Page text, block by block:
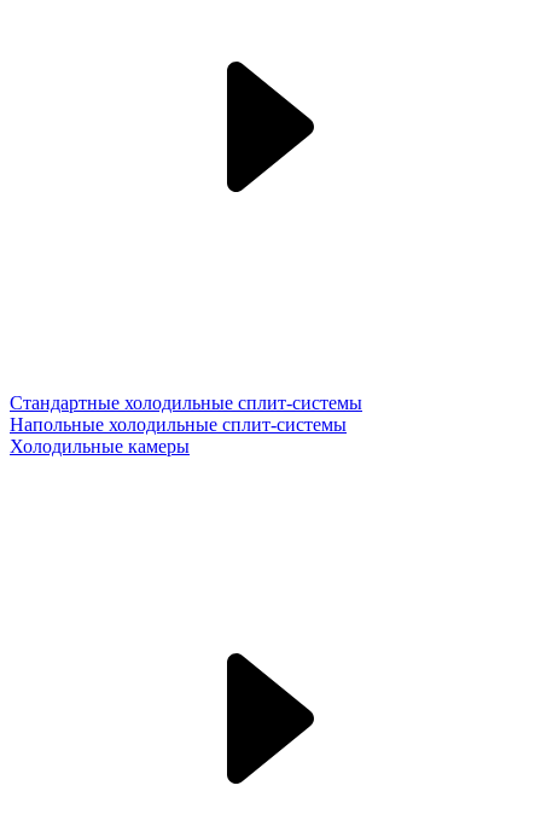
Стандартные холодильные сплит-системы
Напольные холодильные сплит-системы
Холодильные камеры